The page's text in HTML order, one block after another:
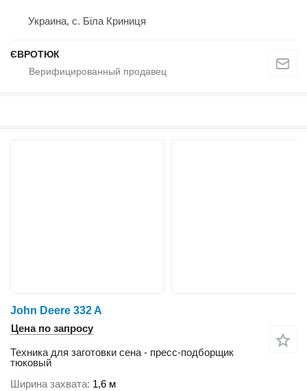
Украина, с. Біла Криниця
ЄВРОТЮК
John Deere 332 A
Цена по запросу
Техника для заготовки сена - пресс-подборщик
тюковый
Ширина захвата 1,6 м